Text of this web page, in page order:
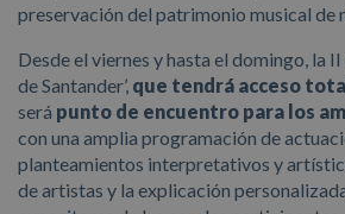
preservación del patrimonio musical de
Desde el viernes y hasta el domingo, la
de Santander’, que tendrá acceso
será punto de encuentro para los
con una amplia programación de
planteamientos interpretativos y
de artistas y la explicación